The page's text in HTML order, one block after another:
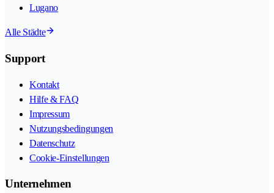
Lugano
Alle Städte
Support
Kontakt
Hilfe & FAQ
Impressum
Nutzungsbedingungen
Datenschutz
Cookie-Einstellungen
Unternehmen